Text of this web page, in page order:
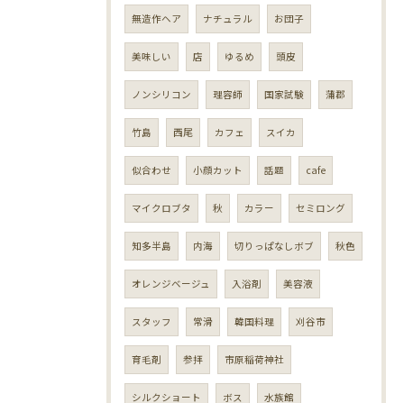
無造作ヘア ナチュラル お団子
美味しい 店 ゆるめ 頭皮
ノンシリコン 理容師 国家試験 蒲郡
竹島 西尾 カフェ スイカ
似合わせ 小顔カット 話題 cafe
マイクロブタ 秋 カラー セミロング
知多半島 内海 切りっぱなしボブ 秋色
オレンジベージュ 入浴剤 美容液
スタッフ 常滑 韓国料理 刈谷市
育毛剤 参拝 市原稲荷神社
シルクショート ボス 水族館